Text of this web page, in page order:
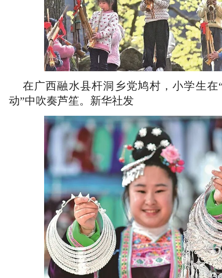
在广西融水县杆洞乡党鸠村，小学生
动”中吹奏芦笙。新华社发